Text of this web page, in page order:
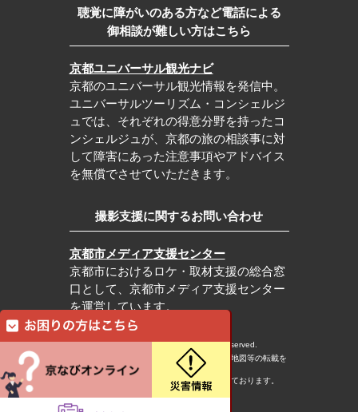
聴覚に障がいのある方など電話による
御相談が難しい方はこちら
京都ユニバーサル観光ナビ
京都のユニバーサル観光情報を発信中。
ユニバーサルツーリズム・コンシェルジ
ュでは、それぞれの得意分野を持ったコ
ンシェルジュが、京都の旅の相談事に対
して障害にあった注意事項やアドバイス
を無償でさせていただきます。
撮影支援に関するお問い合わせ
京都市メディア支援センター
京都市におけるロケ・取材支援の総合窓
口として、京都市メディア支援センター
を運営しています。
c Kyoto City Tourism Association All rights reserved.
※本ホームページの内容・写真・イラスト・地図等の転載を
固くお断りします。
※本ホームページの運営は宿泊税を活用しております。